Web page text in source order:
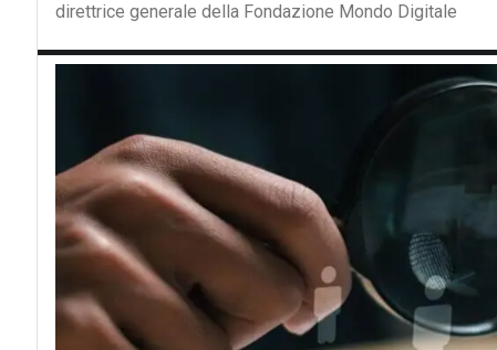
direttrice generale della Fondazione Mondo Digitale